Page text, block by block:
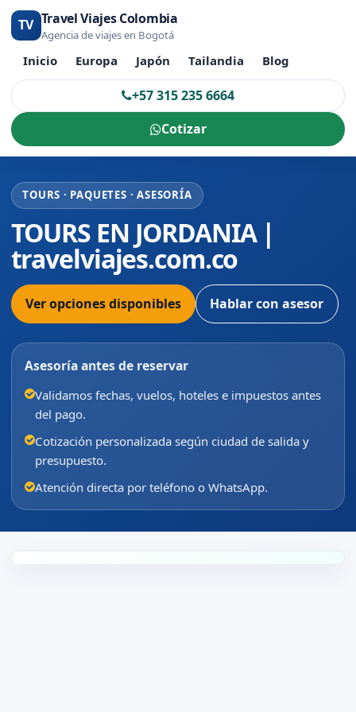
TV Travel Viajes Colombia
Agencia de viajes en Bogotá
Inicio Europa Japón Tailandia Blog
+57 315 235 6664
Cotizar
TOURS · PAQUETES · ASESORÍA
TOURS EN JORDANIA |
travelviajes.com.co
Ver opciones disponibles Hablar con asesor
Asesoría antes de reservar
Validamos fechas, vuelos, hoteles e impuestos antes
del pago.
Cotización personalizada según ciudad de salida y
presupuesto.
Atención directa por teléfono o WhatsApp.